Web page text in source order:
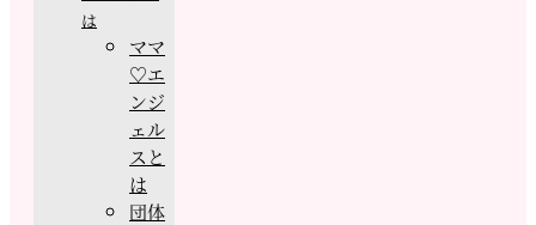
は
ママ
♡エ
ンジ
ェル
スと
は
団体